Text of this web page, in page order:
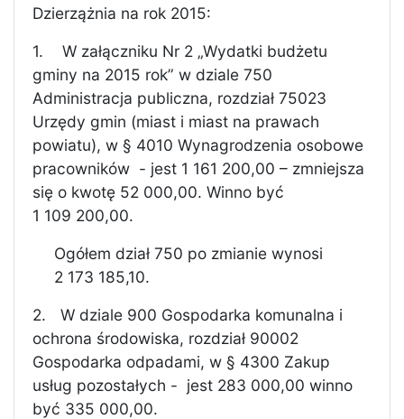
Dzierzążnia na rok 2015:
1.
W załączniku Nr 2 „Wydatki budżetu
gminy na 2015 rok” w dziale 750
Administracja publiczna, rozdział 75023
Urzędy gmin (miast i miast na prawach
powiatu), w § 4010 Wynagrodzenia osobowe
pracowników - jest 1 161 200,00 – zmniejsza
się o kwotę 52 000,00. Winno być
1 109 200,00.
Ogółem dział 750 po zmianie wynosi
2 173 185,10.
2.
W dziale 900 Gospodarka komunalna i
ochrona środowiska, rozdział 90002
Gospodarka odpadami, w § 4300 Zakup
usług pozostałych - jest 283 000,00 winno
być 335 000,00.